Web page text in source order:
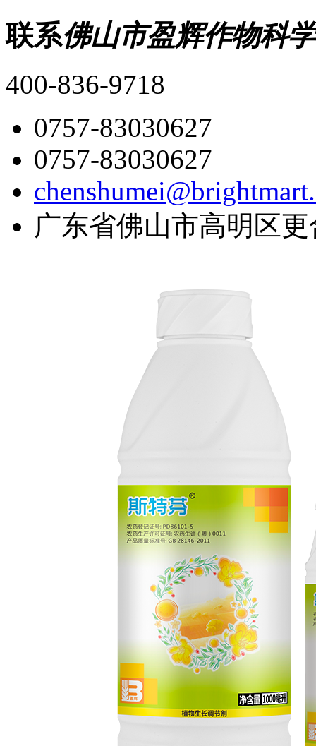
联系佛山市盈辉作物科
400-836-9718
0757-83030627
0757-83030627
广东省佛山市高明区